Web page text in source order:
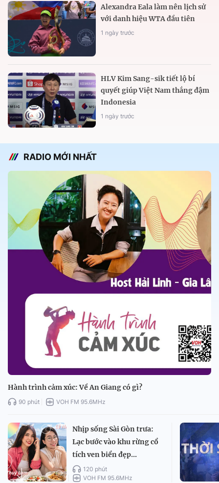
Alexandra Eala làm nên lịch sử
với danh hiệu WTA đầu tiên
1 ngày trước
HLV Kim Sang-sik tiết lộ bí
quyết giúp Việt Nam thắng đậm
Indonesia
1 ngày trước
RADIO MỚI NHẤT
Hành trình cảm xúc: Về An Giang có gì?
90 phút VOH FM 95.6MHz
Nhịp sống Sài Gòn trưa:
Lạc bước vào khu rừng cổ
tích ven biển đẹp...
120 phút
VOH FM 95.6MHz